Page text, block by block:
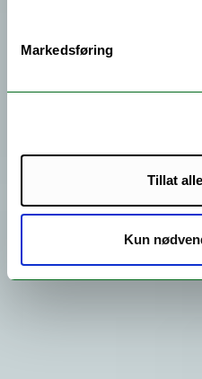
Markedsføring
Tillat
Kun